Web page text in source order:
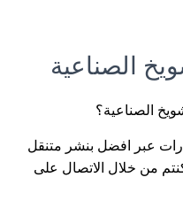
الصناعية
الصناعية؟
عبر افضل بنشر متنقل
من خلال الاتصال على